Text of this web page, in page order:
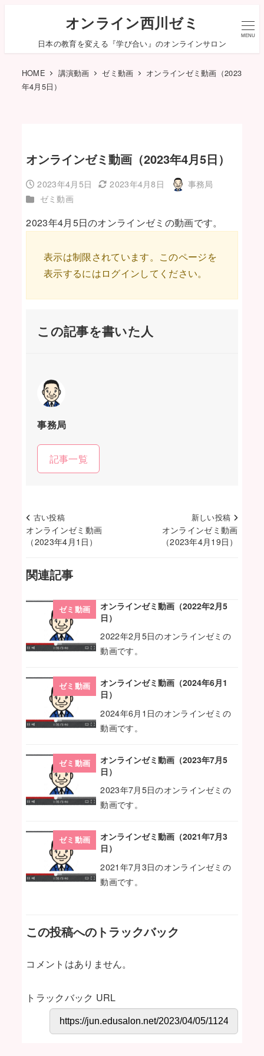
オンライン西川ゼミ
日本の教育を変える『学び合い』のオンラインサロン
MENU
HOME 講演動画 ゼミ動画
オンラインゼミ動画（2023
年4月5日）
オンラインゼミ動画（2023年4月5日）
投稿日
2023年4月5日
更新日
2023年4月8日
著
事務局
カテゴリー
ゼミ動画
2023年4月5日のオンラインゼミの動画です。
表示は制限されています。このページを
表示するにはログインしてください。
この記事を書いた人
事務局
記事一覧
古い投稿
オンラインゼミ動画
（2023年4月1日）
新しい投稿
オンラインゼミ動画
（2023年4月19日）
関連記事
ゼミ動画
オンラインゼミ動画（2022年2月5
日）
2022年2月5日のオンラインゼミの
動画です。
ゼミ動画
オンラインゼミ動画（2024年6月1
日）
2024年6月1日のオンラインゼミの
動画です。
ゼミ動画
オンラインゼミ動画（2023年7月5
日）
2023年7月5日のオンラインゼミの
動画です。
ゼミ動画
オンラインゼミ動画（2021年7月3
日）
2021年7月3日のオンラインゼミの
動画です。
この投稿へのトラックバック
コメントはありません。
トラックバック URL